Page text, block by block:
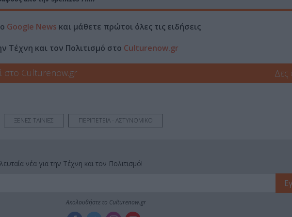
Google News και μάθετε πρώτοι όλες τις ειδήσεις
Τέχνη και τον Πολιτισμό στο Culturenow.gr
στο Culturenow.gr Δες
ΞΕΝΕΣ ΤΑΙΝΙΕΣ ΠΕΡΙΠΕΤΕΙΑ - ΑΣΤΥΝΟΜΙΚΟ
νέα για την Τέχνη και τον Πολιτισμό!
Ακολουθήστε το Culturenow.gr